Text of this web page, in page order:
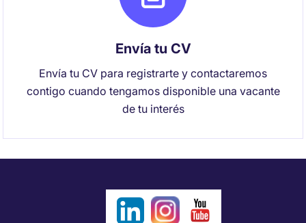
Envía tu CV
Envía tu CV para registrarte y contactaremos
contigo cuando tengamos disponible una vacante
de tu interés